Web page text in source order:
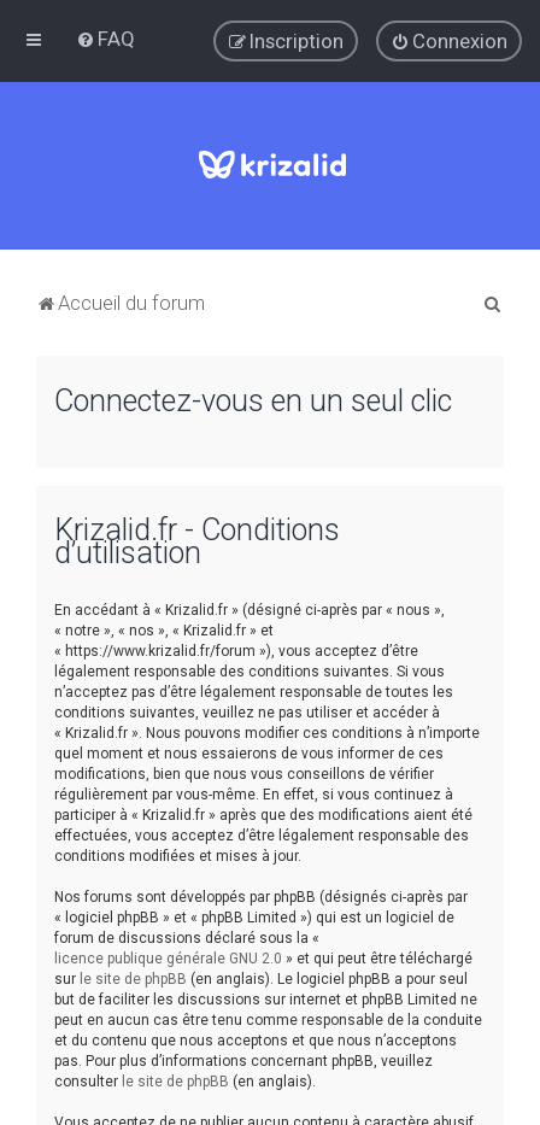
FAQ Connexion
Inscription
Accueil du forum
Connectez-vous en un seul clic
Krizalid.fr - Conditions
d’utilisation
En accédant à « Krizalid.fr » (désigné ci-après par « nous »,
« notre », « nos », « Krizalid.fr » et
« https://www.krizalid.fr/forum »), vous acceptez d’être
légalement responsable des conditions suivantes. Si vous
n’acceptez pas d’être légalement responsable de toutes les
conditions suivantes, veuillez ne pas utiliser et accéder à
« Krizalid.fr ». Nous pouvons modifier ces conditions à n’importe
quel moment et nous essaierons de vous informer de ces
modifications, bien que nous vous conseillons de vérifier
régulièrement par vous-même. En effet, si vous continuez à
participer à « Krizalid.fr » après que des modifications aient été
effectuées, vous acceptez d’être légalement responsable des
conditions modifiées et mises à jour.
Nos forums sont développés par phpBB (désignés ci-après par
« logiciel phpBB » et « phpBB Limited ») qui est un logiciel de
forum de discussions déclaré sous la «
licence publique générale GNU 2.0 » et qui peut être téléchargé
sur le site de phpBB (en anglais). Le logiciel phpBB a pour seul
but de faciliter les discussions sur internet et phpBB Limited ne
peut en aucun cas être tenu comme responsable de la conduite
et du contenu que nous acceptons et que nous n’acceptons
pas. Pour plus d’informations concernant phpBB, veuillez
consulter le site de phpBB (en anglais).